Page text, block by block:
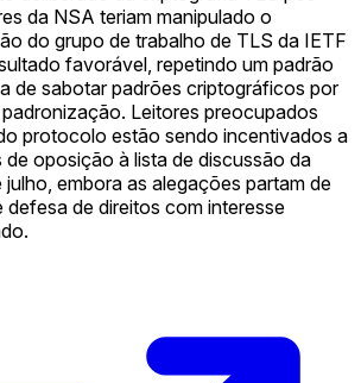
da NSA teriam manipulado o
do grupo de trabalho de TLS da IETF
favorável, repetindo um padrão
de sabotar padrões criptográficos por
Leitores preocupados
protocolo estão sendo incentivados a
oposição à lista de discussão da
embora as alegações partam de
de direitos com interesse